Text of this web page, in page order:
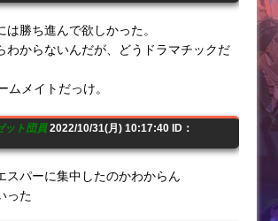
は勝ち進んで欲しかった。
わからないんだが、どうドラマチックだ
ムメイトだっけ。
ット団員2022/10/31(月) 10:17:40 ID：
スパーに集中したのかわからん
った